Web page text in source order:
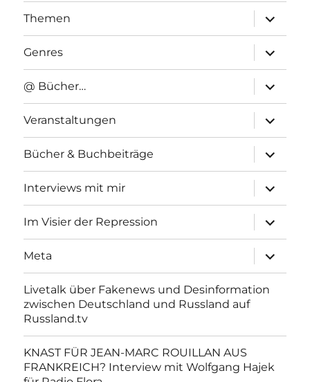
Themen
anzeigen
Genres
anzeigen
@ Bücher…
anzeigen
Veranstaltungen
anzeigen
Bücher & Buchbeiträge
anzeigen
Interviews mit mir
anzeigen
Im Visier der Repression
anzeigen
Meta
anzeigen
Livetalk über Fakenews und Desinformation
zwischen Deutschland und Russland auf
Russland.tv
KNAST FÜR JEAN-MARC ROUILLAN AUS
FRANKREICH? Interview mit Wolfgang Hajek